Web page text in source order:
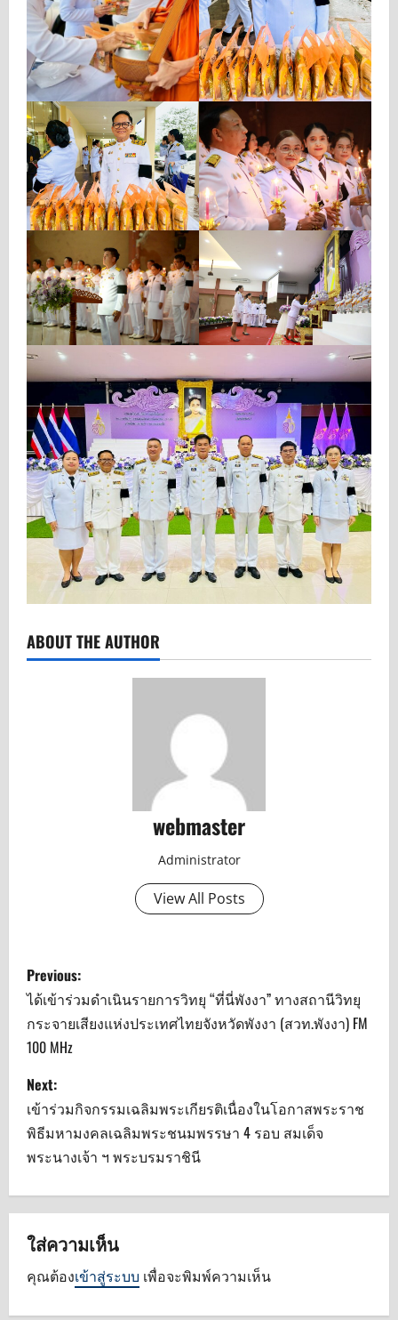
ABOUT THE AUTHOR
webmaster
Administrator
View All Posts
P
o
s
t
n
a
v
i
g
Previous:
ได้เข้าร่วมดำเนินรายการวิทยุ “ที่นี่พังงา” ทางสถานีวิทยุ
กระจายเสียงแห่งประเทศไทยจังหวัดพังงา (สวท.พังงา) FM
100 MHz
Next:
เข้าร่วมกิจกรรมเฉลิมพระเกียรติเนื่องในโอกาสพระราช
พิธีมหามงคลเฉลิมพระชนมพรรษา 4 รอบ สมเด็จ
พระนางเจ้า ฯ พระบรมราชินี
ใส่ความเห็น
คุณต้องเข้าสู่ระบบ เพื่อจะพิมพ์ความเห็น